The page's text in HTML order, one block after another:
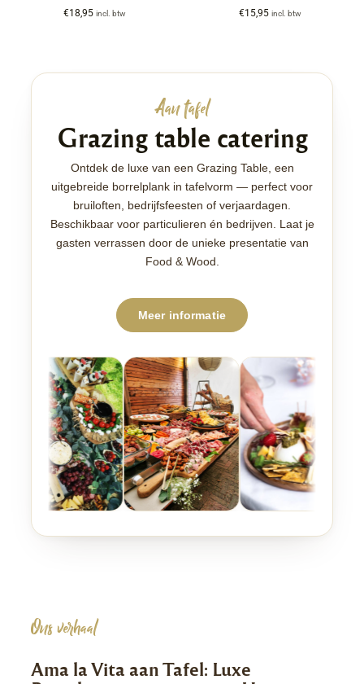
€18,95 incl. btw €15,95 incl. btw
Aan tafel
Grazing table catering
Ontdek de luxe van een Grazing Table, een
uitgebreide borrelplank in tafelvorm — perfect voor
bruiloften, bedrijfsfeesten of verjaardagen.
Beschikbaar voor particulieren én bedrijven. Laat je
gasten verrassen door de unieke presentatie van
Food & Wood.
Meer informatie
Ons verhaal
Ama la Vita aan Tafel: Luxe